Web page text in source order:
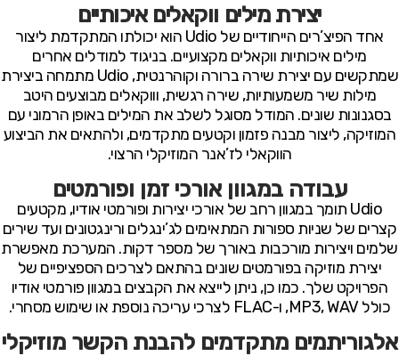
יצירת מילים ווקאלים איכותיים
אחד הפיצ’רים הייחודיים של Udio הוא יכולתו המתקדמת ליצור
מילים איכותיות ווקאלים מקצועיים. בניגוד למודלים אחרים
שמתקשים עם יצירת שירה ברורה וקוהרנטית, Udio מתמחה ביצירת
מילות שיר משמעותיות, שירה רגשית, וווקאלים מבוצעים היטב
בסגנונות שונים. המודל מסוגל לשלב את המילים באופן הרמוני עם
המוזיקה, ליצור מבנה פזמון וקטעים מתקדמים, ולהתאים את הביצוע
הווקאלי לז’אנר המוזיקלי הרצוי.
עבודה במגוון אורכי זמן ופורמטים
Udio תומך במגוון רחב של אורכי יצירות ופורמטי אודיו, מקטעים
קצרים של שניות ספורות המתאימים לג’ינגלים ורינגטונים ועד שירים
שלמים ויצירות מורכבות באורך של מספר דקות. המערכת מאפשרת
יצירת מוזיקה בפורמטים שונים בהתאם לצרכים הספציפיים של
הפרויקט שלך. כמו כן, ניתן לייצא את הקבצים במגוון פורמטי אודיו
כולל MP3, WAV, ו-FLAC לצרכי עריכה נוספת או שימוש מסחרי.
אלגוריתמים מתקדמים להבנת הקשר מוזיקלי